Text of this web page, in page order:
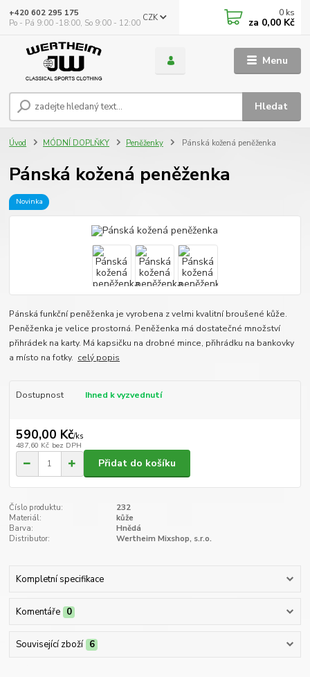
Menu
CZK
Hledat
+420 602 295 175
Po - Pá 9:00 -18:00, So 9:00 - 12:00
0 ks
za 0,00 Kč
Úvod MÓDNÍ DOPLŇKY Peněženky Pánská kožená peněženka
Pánská kožená peněženka
Novinka
Pánská funkční peněženka je vyrobena z velmi kvalitní broušené kůže.
Peněženka je velice prostorná. Peněženka má dostatečné množství
přihrádek na karty. Má kapsičku na drobné mince, přihrádku na bankovky
a místo na fotky. celý popis
Dostupnost Ihned k vyzvednutí
590,00 Kč/ks
487,60 Kč bez DPH
Přidat do košíku
Číslo produktu:
232
Materiál:
kůže
Barva:
Hnědá
Distributor:
Wertheim Mixshop, s.r.o.
Kompletní specifikace
Komentáře 0
Související zboží 6